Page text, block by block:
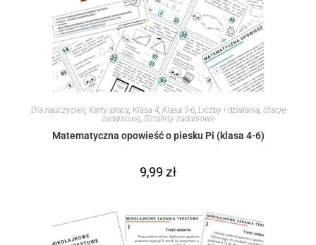
Dla nauczycieli, Karty pracy, Klasa 4, Klasa 5-6, Liczby i działania, Stacje
zadaniowe, Sztafety zadaniowe
Matematyczna opowieść o piesku Pi (klasa 4-6)
9,99 zł